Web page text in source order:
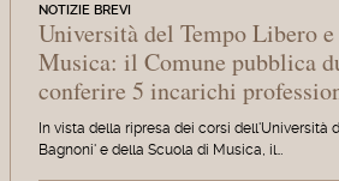
NOTIZIE BREVI
Università del Tempo Libero
Musica: il Comune pubblica
conferire 5 incarichi
In vista della ripresa dei corsi dell'Università
Bagnoni' e della Scuola di Musica, il…